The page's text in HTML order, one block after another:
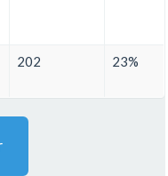
202 23%